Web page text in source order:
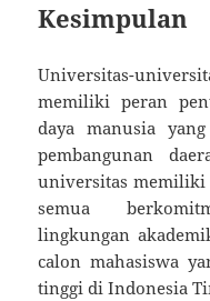
Kesimpulan
Universitas-
memiliki peran
daya manusia
pembangunan
universitas memiliki
semua
lingkungan
calon mahasiswa
tinggi di Indonesia